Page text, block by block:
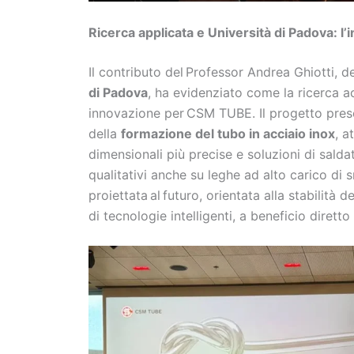
Ricerca applicata e Università di Padova:
Il contributo del Professor Andrea Ghiotti,
di Padova, ha evidenziato come la ricerca
innovazione per CSM TUBE. Il progetto
della formazione del tubo in acciaio inox,
dimensionali più precise e soluzioni di
qualitativi anche su leghe ad alto carico di
proiettata al futuro, orientata alla stabilità
di tecnologie intelligenti, a beneficio